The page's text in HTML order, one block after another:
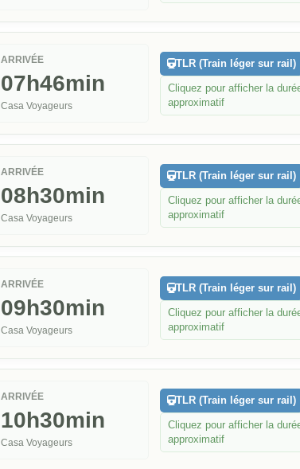
ARRIVÉE
07h46min
Casa Voyageurs
TLR (Train léger sur rail)
Cliquez pour afficher la
approximatif
ARRIVÉE
08h30min
Casa Voyageurs
TLR (Train léger sur rail)
Cliquez pour afficher la
approximatif
ARRIVÉE
09h30min
Casa Voyageurs
TLR (Train léger sur rail)
Cliquez pour afficher la
approximatif
ARRIVÉE
10h30min
Casa Voyageurs
TLR (Train léger sur rail)
Cliquez pour afficher la
approximatif